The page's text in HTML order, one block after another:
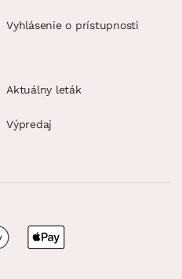
Vyhlásenie o prístupnosti
Aktuálny leták
Výpredaj